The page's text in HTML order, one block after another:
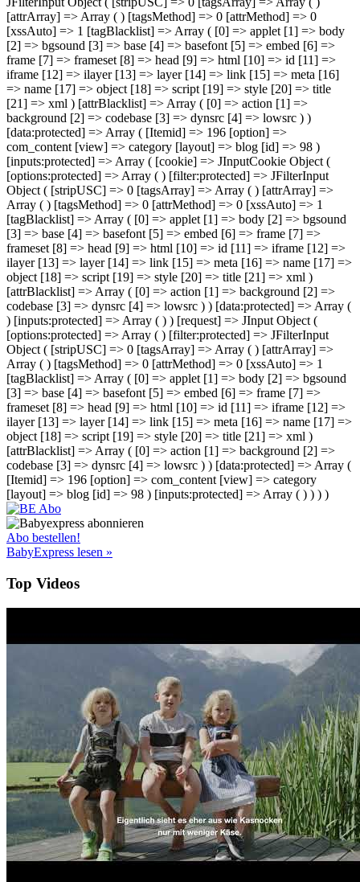
[attrArray] => Array ( ) [tagsMethod] => 0 [attrMethod] => 0
[xssAuto] => 1 [tagBlacklist] => Array ( [0] => applet [1] => body
[2] => bgsound [3] => base [4] => basefont [5] => embed [6] =>
frame [7] => frameset [8] => head [9] => html [10] => id [11] =>
iframe [12] => ilayer [13] => layer [14] => link [15] => meta [16]
=> name [17] => object [18] => script [19] => style [20] => title
[21] => xml ) [attrBlacklist] => Array ( [0] => action [1] =>
background [2] => codebase [3] => dynsrc [4] => lowsrc ) )
[data:protected] => Array ( [Itemid] => 196 [option] =>
com_content [view] => category [layout] => blog [id] => 98 )
[inputs:protected] => Array ( [cookie] => JInputCookie Object (
[options:protected] => Array ( ) [filter:protected] => JFilterInput
Object ( [stripUSC] => 0 [tagsArray] => Array ( ) [attrArray] =>
Array ( ) [tagsMethod] => 0 [attrMethod] => 0 [xssAuto] => 1
[tagBlacklist] => Array ( [0] => applet [1] => body [2] => bgsound
[3] => base [4] => basefont [5] => embed [6] => frame [7] =>
frameset [8] => head [9] => html [10] => id [11] => iframe [12] =>
ilayer [13] => layer [14] => link [15] => meta [16] => name [17] =>
object [18] => script [19] => style [20] => title [21] => xml )
[attrBlacklist] => Array ( [0] => action [1] => background [2] =>
codebase [3] => dynsrc [4] => lowsrc ) ) [data:protected] => Array (
) [inputs:protected] => Array ( ) ) [request] => JInput Object (
[options:protected] => Array ( ) [filter:protected] => JFilterInput
Object ( [stripUSC] => 0 [tagsArray] => Array ( ) [attrArray] =>
Array ( ) [tagsMethod] => 0 [attrMethod] => 0 [xssAuto] => 1
[tagBlacklist] => Array ( [0] => applet [1] => body [2] => bgsound
[3] => base [4] => basefont [5] => embed [6] => frame [7] =>
frameset [8] => head [9] => html [10] => id [11] => iframe [12] =>
ilayer [13] => layer [14] => link [15] => meta [16] => name [17] =>
object [18] => script [19] => style [20] => title [21] => xml )
[attrBlacklist] => Array ( [0] => action [1] => background [2] =>
codebase [3] => dynsrc [4] => lowsrc ) ) [data:protected] => Array (
[Itemid] => 196 [option] => com_content [view] => category
[layout] => blog [id] => 98 ) [inputs:protected] => Array ( ) ) ) )
Abo bestellen!
BabyExpress lesen »
Top Videos